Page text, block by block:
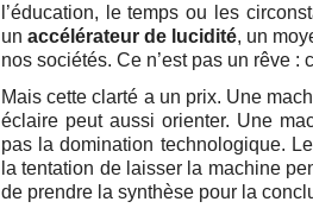
l’éducation, le temps ou les
un accélérateur de lucidité, un
nos sociétés. Ce n’est pas un rêve :
Mais cette clarté a un prix. Une
éclaire peut aussi orienter. Une
pas la domination technologique.
la tentation de laisser la machine
de prendre la synthèse pour la